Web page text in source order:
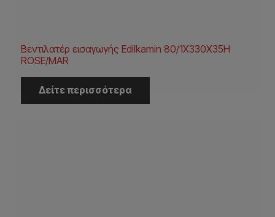
Βεντιλατέρ εισαγωγής Edilkamin 80/1X330X35H
ROSE/MAR
Δείτε περισσότερα